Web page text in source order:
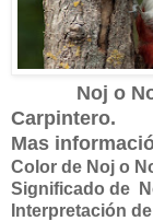
Noj
Carpintero.
Mas
Color de Noj o
Significado de
Interpretación de